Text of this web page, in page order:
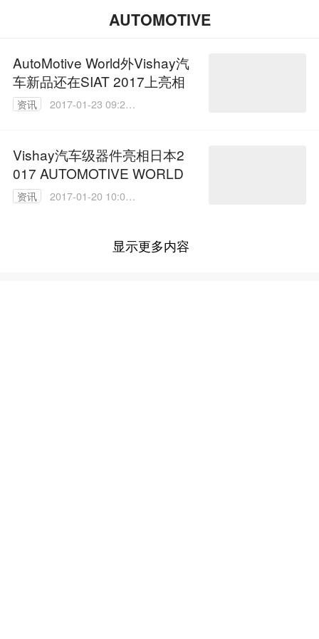
AUTOMOTIVE
AutoMotive World外Vishay汽
车新品还在SIAT 2017上亮相
资讯
2017-01-23 09:23:
Vishay汽车级器件亮相日本2
017 AUTOMOTIVE WORLD
资讯
2017-01-20 10:01:
显示更多内容